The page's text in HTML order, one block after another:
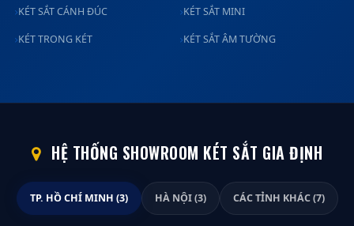
KÉT SẮT CÁNH ĐÚC KÉT SẮT MINI
KÉT TRONG KÉT KÉT SẮT ÂM TƯỜNG
HỆ THỐNG SHOWROOM KÉT SẮT GIA ĐỊNH
TP. HỒ CHÍ MINH (3) HÀ NỘI (3) CÁC TỈNH KHÁC (7)